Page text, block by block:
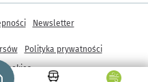
główna - wroclaw.pl
Newsletter
Polityka prywatności
cookies